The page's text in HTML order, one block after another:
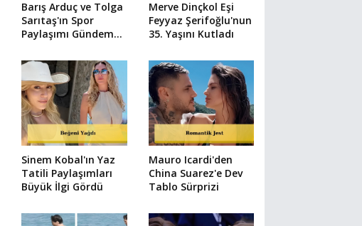
Barış Arduç ve Tolga
Sarıtaş'ın Spor
Paylaşımı Gündem
Merve Dinçkol Eşi
Feyyaz Şerifoğlu'nun
35. Yaşını Kutladı
Sinem Kobal'ın Yaz
Tatili Paylaşımları
Büyük İlgi Gördü
Mauro Icardi'den
China Suarez'e Dev
Tablo Sürprizi